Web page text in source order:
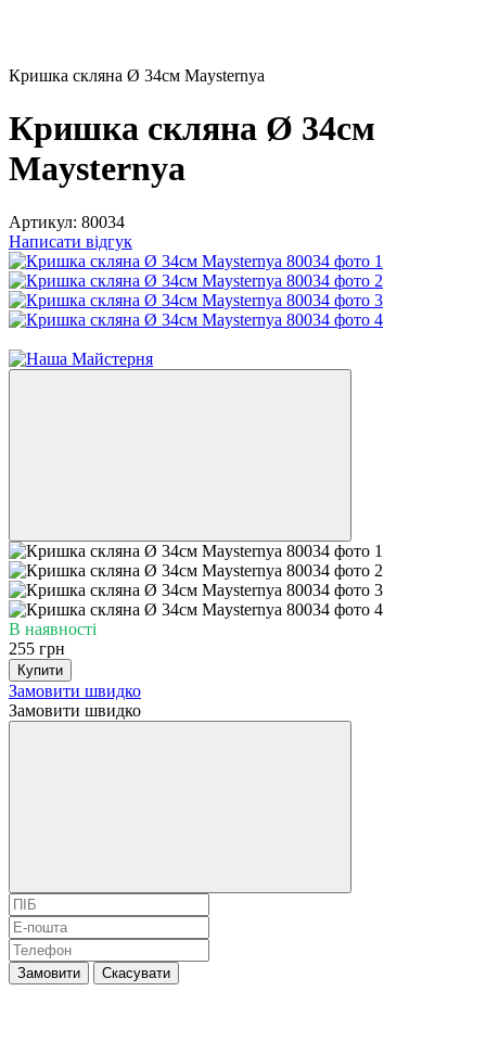
Кришка скляна Ø 34см Maysternya
Кришка скляна Ø 34см
Maysternya
Артикул: 80034
Написати відгук
В наявності
255 грн
Купити
Замовити швидко
Замовити швидко
Замовити Скасувати